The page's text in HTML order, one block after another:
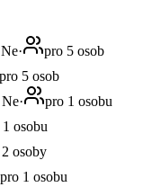
·
pro 5 osob
pro 5 osob
·
pro 1 osobu
osobu
osoby
pro 1 osobu